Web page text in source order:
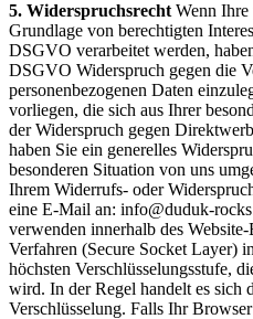
5. Widerspruchsrecht Wenn Ihre
Grundlage von berechtigten
DSGVO verarbeitet werden,
DSGVO Widerspruch gegen die
personenbezogenen Daten
vorliegen, die sich aus Ihrer
der Widerspruch gegen
haben Sie ein generelles
besonderen Situation von uns
Ihrem Widerrufs- oder
eine E-Mail an: info@duduk-
verwenden innerhalb des
Verfahren (Secure Socket Layer)
höchsten Verschlüsselungsstufe,
wird. In der Regel handelt es sich
Verschlüsselung. Falls Ihr